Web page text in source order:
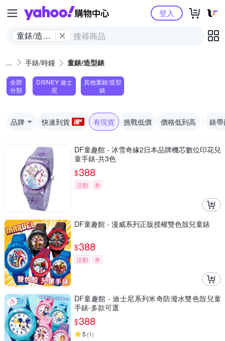
Yahoo購物中心
童錶/造型
登入
手錶/時鐘 童錶/造型錶
全部
分類
DISNEY 迪士
尼
其他童錶/造型
錶
品牌 快速到貨 有現貨 挑戰低價 價格低到高 錶
DF童趣館 - 冰雪奇緣2日本品牌機芯數位印花兒
童手錶-共3色
$388
活動 券
DF童趣館 - 漫威系列正版授權雙色殼兒童錶
$388
活動 券
DF童趣館 - 迪士尼系列米奇防潑水雙色殼兒童
手錶-多款可選
$388
5 (1)